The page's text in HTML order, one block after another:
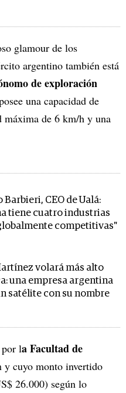
glamour de los
argentino también está
de exploración
una capacidad de
máxima de 6 km/h y una
CEO de Ualá:
tiene cuatro industrias
competitivas"
volará más alto
una empresa argentina
satélite con su nombre
por la Facultad de
y cuyo monto invertido
26.000) según lo